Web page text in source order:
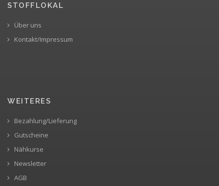
STOFFLOKAL
Über uns
Kontakt/Impressum
WEITERES
Bezahlung/Lieferung
Gutscheine
Nähkurse
Newsletter
AGB